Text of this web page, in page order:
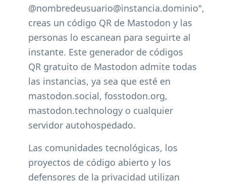
@nombredeusuario@instancia.dominio",
creas un código QR de Mastodon y las
personas lo escanean para seguirte al
instante. Este generador de códigos
QR gratuito de Mastodon admite todas
las instancias, ya sea que esté en
mastodon.social, fosstodon.org,
mastodon.technology o cualquier
servidor autohospedado.
Las comunidades tecnológicas, los
proyectos de código abierto y los
defensores de la privacidad utilizan